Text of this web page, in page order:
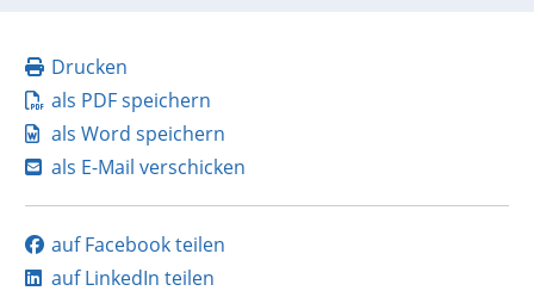
Drucken
als PDF speichern
als Word speichern
als E-Mail verschicken
auf Facebook teilen
auf LinkedIn teilen